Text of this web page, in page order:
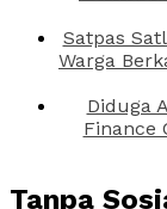
Satpas
Warga
Diduga
Finance
Tanpa